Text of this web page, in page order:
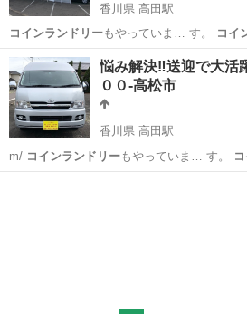
香川県 高田駅
コインランドリーもやっていま… す。 コイ
カー ＃コインランドリー＃レンタ…
香川 高松市 高田駅 運転代行
悩み解決‼️送迎で大活
００-高松市
香川県 高田駅
m/ コインランドリーもやっていま… す。